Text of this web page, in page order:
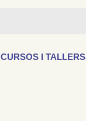
CURSOS I TALLERS